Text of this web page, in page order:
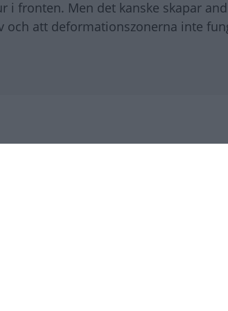
i fronten. Men det kanske skapar
att deformationszonerna inte